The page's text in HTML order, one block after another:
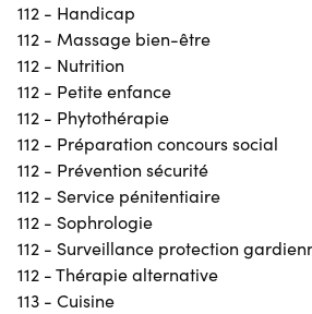
112 - Handicap
112 - Massage bien-être
112 - Nutrition
112 - Petite enfance
112 - Phytothérapie
112 - Préparation concours social
112 - Prévention sécurité
112 - Service pénitentiaire
112 - Sophrologie
112 - Surveillance protection
112 - Thérapie alternative
113 - Cuisine